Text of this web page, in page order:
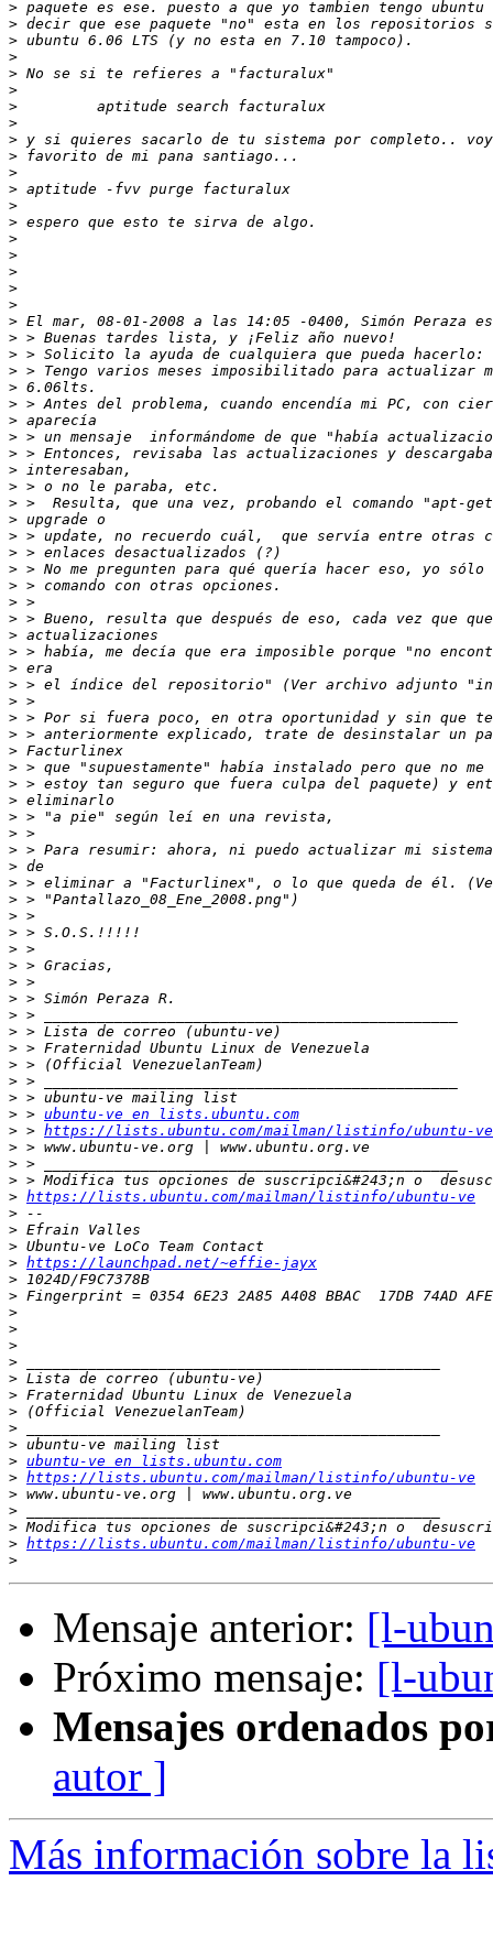
>
>
>
>
>
>
>
>
>
>
>
>
>
>
>
>
>
>
>
>
>
>
>
>
>
>
>
>
>
>
>
>
>
>
>
>
>
>
>
>
>
>
>
>
>
>
>
>
>
>
>
>
>
>
>
>
>
>
>
>
>
>
>
>
>
>
>
> > ubuntu-ve en lists.ubuntu.com
> > https://lists.ubuntu.com/mailman/listinfo/ubuntu-ve
>
>
>
> https://lists.ubuntu.com/mailman/listinfo/ubuntu-ve
>
>
>
> https://launchpad.net/~effie-jayx
>
>
>
>
>
>
>
>
>
>
>
> ubuntu-ve en lists.ubuntu.com
> https://lists.ubuntu.com/mailman/listinfo/ubuntu-ve
>
>
>
> https://lists.ubuntu.com/mailman/listinfo/ubuntu-ve
>
Mensaje anterior: [l-
Próximo mensaje: [l-
Mensajes ordenados
autor ]
Más información sobre la